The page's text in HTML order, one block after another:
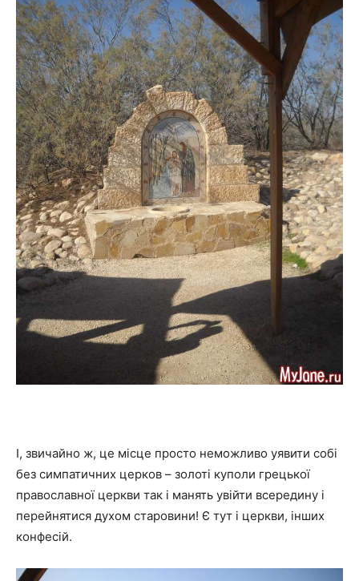
І, звичайно ж, це місце просто неможливо уявити собі
без симпатичних церков – золоті куполи грецької
православної церкви так і манять увійти всередину і
перейнятися духом старовини! Є тут і церкви, інших
конфесій.